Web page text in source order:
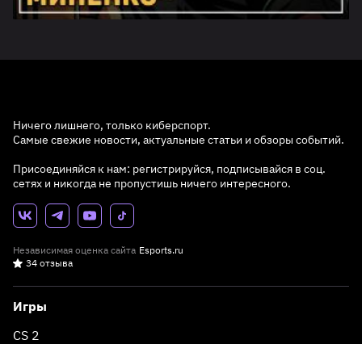
Ничего лишнего, только киберспорт.
Самые свежие новости, актуальные статьи и обзоры событий.
Присоединяйся к нам: регистрируйся, подписывайся в соц.
сетях и никогда не пропустишь ничего интересного.
Независимая оценка сайта Esports.ru
34 отзыва
Игры
CS 2